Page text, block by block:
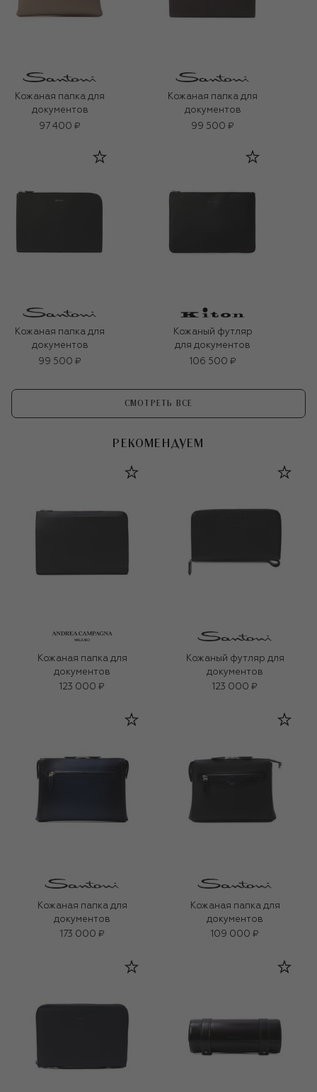
Кожаная папка для
документов
97 400 ₽
Кожаная папка для
документов
99 500 ₽
Кожаная папка для
документов
99 500 ₽
Кожаный футляр
для документов
106 500 ₽
СМОТРЕТЬ ВСЕ
РЕКОМЕНДУЕМ
Кожаная папка для
документов
123 000 ₽
Кожаный футляр для
документов
123 000 ₽
Кожаная папка для
документов
173 000 ₽
Кожаная папка для
документов
109 000 ₽